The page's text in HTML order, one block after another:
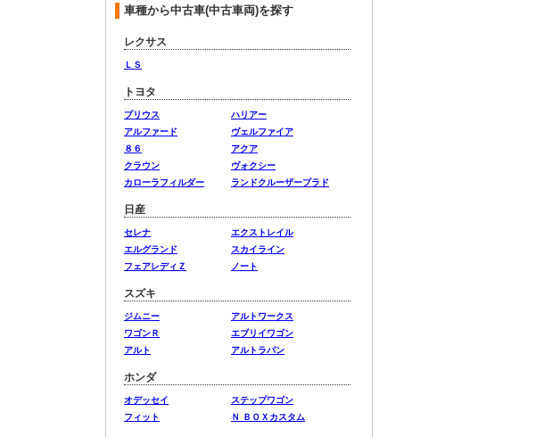
車種から中古車(中古車両)を探す
レクサス
ＬＳ
トヨタ
プリウス
ハリアー
アルファード
ヴェルファイア
８６
アクア
クラウン
ヴォクシー
カローラフィルダー
ランドクルーザープラド
日産
セレナ
エクストレイル
エルグランド
スカイライン
フェアレディＺ
ノート
スズキ
ジムニー
アルトワークス
ワゴンＲ
エブリイワゴン
アルト
アルトラパン
ホンダ
オデッセイ
ステップワゴン
フィット
Ｎ ＢＯＸカスタム